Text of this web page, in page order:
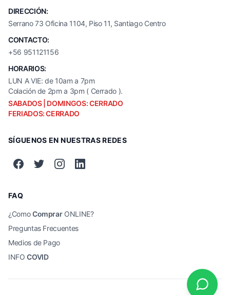
DIRECCIÓN:
Serrano 73 Oficina 1104, Piso 11, Santiago Centro
CONTACTO:
+56 951121156
HORARIOS:
LUN A VIE: de 10am a 7pm
Colación de 2pm a 3pm ( Cerrado ).
SABADOS | DOMINGOS: CERRADO
FERIADOS: CERRADO
SÍGUENOS EN NUESTRAS REDES
FAQ
¿ComoComprarONLINE?
Preguntas Frecuentes
Medios de Pago
INFOCOVID